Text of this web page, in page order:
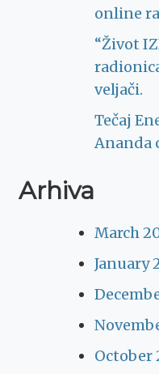
online
“Život
veljači.
Tečaj
Ananda
Arhiva
March
January
October